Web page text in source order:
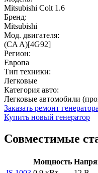
Mitsubishi Colt 1.6
Бренд:
Mitsubishi
Мод. двигателя:
(CA A)[4G92]
Регион:
Европа
Тип техники:
Легковые
Категория авто:
Легковые автомобили
Заказать ремонт генератора
Купить новый генератор
Совместимые
Мощность